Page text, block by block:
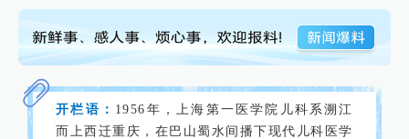
开栏语： 1956年，上海第一医学院儿科系溯江
而上西迁重庆，在巴山蜀水间播下现代儿科医学